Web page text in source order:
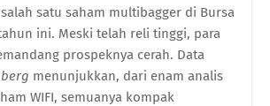
satu saham multibagger di Bursa
ini. Meski telah reli tinggi, para
prospeknya cerah. Data
menunjukkan, dari enam analis
WIFI, semuanya kompak